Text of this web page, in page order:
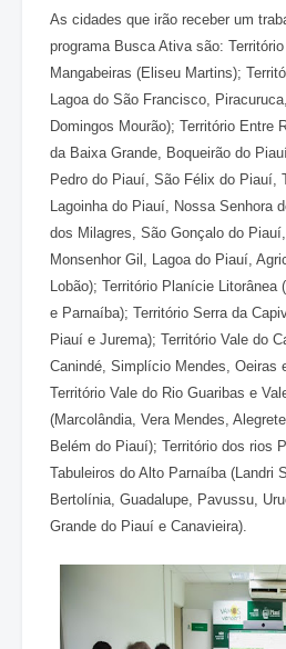
As cidades que irão receber um
programa Busca Ativa são:
Mangabeiras (Eliseu Martins);
Lagoa do São Francisco,
Domingos Mourão); Território Entre
da Baixa Grande, Boqueirão do
Pedro do Piauí, São Félix do Piauí,
Lagoinha do Piauí, Nossa Senhora
dos Milagres, São Gonçalo do
Monsenhor Gil, Lagoa do Piauí,
Lobão); Território Planície Litorânea
e Parnaíba); Território Serra da
Piauí e Jurema); Território Vale do
Canindé, Simplício Mendes, Oeiras
Território Vale do Rio Guaribas e
(Marcolândia, Vera Mendes,
Belém do Piauí); Território dos rios
Tabuleiros do Alto Parnaíba (Landri
Bertolínia, Guadalupe, Pavussu,
Grande do Piauí e Canavieira).